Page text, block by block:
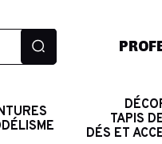
TAPIS
DÉS ET